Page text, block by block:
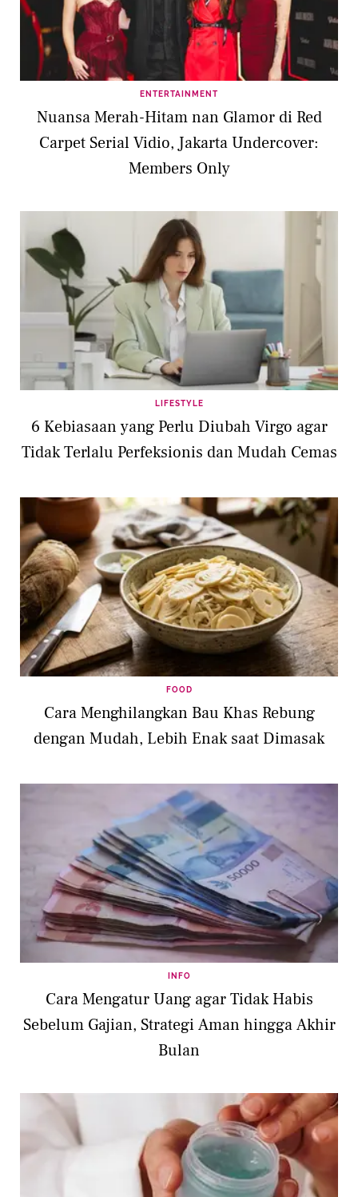
ENTERTAINMENT
Nuansa Merah-Hitam nan Glamor di Red
Carpet Serial Vidio, Jakarta Undercover:
Members Only
LIFESTYLE
6 Kebiasaan yang Perlu Diubah Virgo agar
Tidak Terlalu Perfeksionis dan Mudah Cemas
FOOD
Cara Menghilangkan Bau Khas Rebung
dengan Mudah, Lebih Enak saat Dimasak
INFO
Cara Mengatur Uang agar Tidak Habis
Sebelum Gajian, Strategi Aman hingga Akhir
Bulan